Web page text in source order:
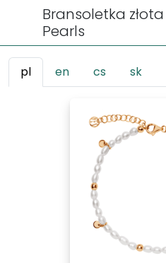
Bransoletka
Pearls
pl en cs sk